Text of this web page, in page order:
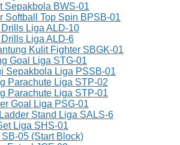
Sepakbola BWS-01
Softball Top Spin BPSB-01
Liga ALD-10
Liga ALD-6
Kulit Fighter SBGK-01
Goal Liga STG-01
Sepakbola Liga PSSB-01
Parachute Liga STP-02
Parachute Liga STP-01
Goal Liga PSG-01
Stand Liga SALS-6
Liga SHS-01
05 (Start Block)